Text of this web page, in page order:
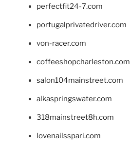
perfectfit24-7.com
portugalprivatedriver.com
von-racer.com
coffeeshopcharleston.com
salon104mainstreet.com
alkaspringswater.com
318mainstreet8h.com
lovenailsspari.com